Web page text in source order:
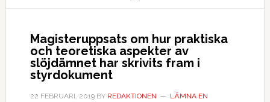
Magisteruppsats om hur praktiska
och teoretiska aspekter av
slöjdämnet har skrivits fram i
styrdokument
22 FEBRUARI, 2019BY REDAKTIONEN
LÄMNA EN